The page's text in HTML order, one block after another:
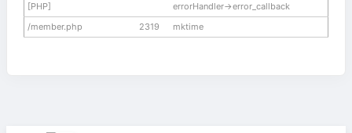
[PHP]
errorHandler->error_callback
/member.php
2319 mktime